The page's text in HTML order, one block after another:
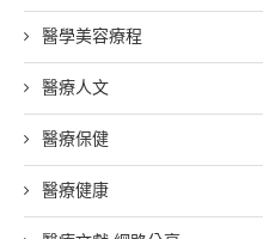
醫學美容療程
醫療人文
醫療保健
醫療健康